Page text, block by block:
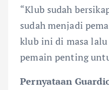
“Klub sudah
sudah menjadi
klub ini di masa
pemain penting
Pernyataan